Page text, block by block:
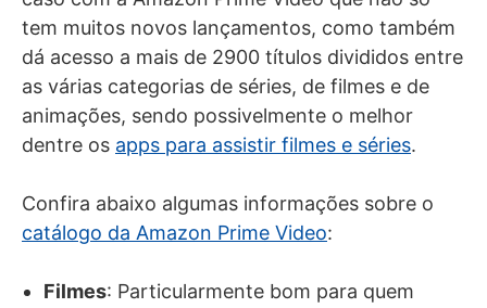
tem muitos novos lançamentos, como também
dá acesso a mais de 2900 títulos divididos entre
as várias categorias de séries, de filmes e de
animações, sendo possivelmente o melhor
dentre os apps para assistir filmes e séries.
Confira abaixo algumas informações sobre o
catálogo da Amazon Prime Video:
Filmes: Particularmente bom para quem